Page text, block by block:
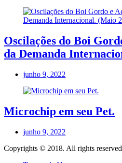
Oscilações do Boi
da Demanda
junho 9, 2022
Microchip em seu Pet.
junho 9, 2022
Copyrights © 2018. All rights